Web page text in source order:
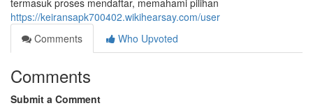
termasuk proses mendaftar, memahami pilihan
https://keiransapk700402.wikihearsay.com/user
Comments
Who Upvoted
Comments
Submit a Comment